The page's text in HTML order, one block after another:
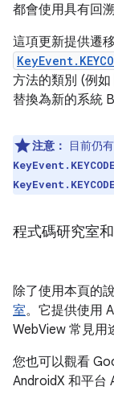
都會使用具有回
這項更新提供遷
方法的類別 (例如
替換為新的系統
注意： 目前仍
程式碼研究室
除了使用本頁的
室。它提供使用
WebView 常見用
您也可以觀看
AndroidX 和平台